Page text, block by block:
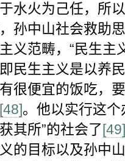
水火为己任，所
中山社会救助思
义范畴，“民生
民生主义是以养
很便宜的饭吃，
[48]。他以实行这
其所”的社会了[49]
的目标以及孙中